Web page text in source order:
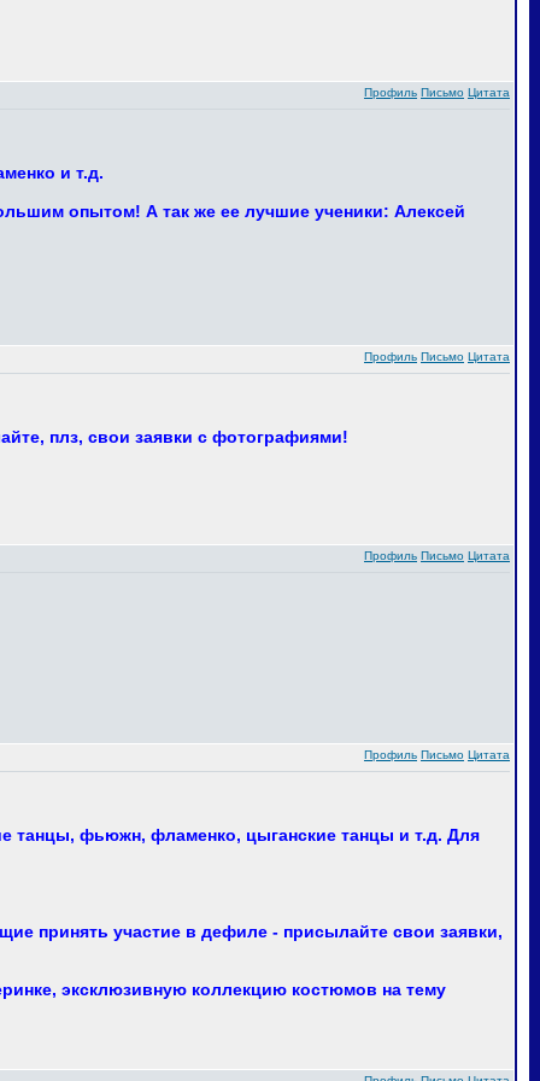
Профиль Письмо Цитата
и т.д.
опытом! А так же ее лучшие ученики: Алексей
Профиль Письмо Цитата
плз, свои заявки с фотографиями!
Профиль Письмо Цитата
Профиль Письмо Цитата
танцы, фьюжн, фламенко, цыганские танцы и т.д. Для
принять участие в дефиле - присылайте свои заявки,
эксклюзивную коллекцию костюмов на тему